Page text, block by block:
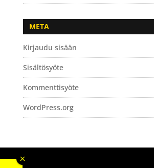
META
Kirjaudu sisään
Sisältösyöte
Kommenttisyöte
WordPress.org